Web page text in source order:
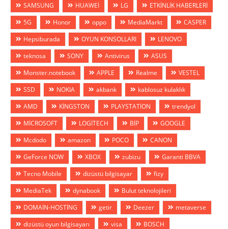
SAMSUNG HUAWEİ LG
ETKİNLİK HABERLERİ
5G
Honor oppo MediaMarkt
CASPER
Hepsiburada
OYUN KONSOLLARI
LENOVO
teknosa
SONY Antivirus
ASUS
Monster.notebook
APPLE Realme
VESTEL
SSD
NOKIA akbank
kablosuz kulaklık
AMD
KİNGSTON PLAYSTATİON
trendyol
MİCROSOFT
LOGİTECH BİP
GOOGLE
Mcdodo
amazon POCO
CANON
GeForce NOW
XBOX zubizu
Garanti BBVA
Tecno Mobile
dizüstü bilgisayar
fizy
MediaTek
dynabook
Bulut teknolojileri
DOMAİN-HOSTİNG
getir Deezer
metaverse
dizüstü oyun bilgisayarı
visa
BOSCH